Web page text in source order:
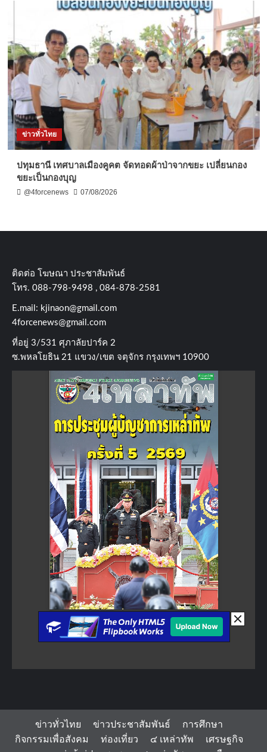
ข่าวทั่วไทย
ปทุมธานี เทศบาลเมืองคูคต จัดทอดผ้าป่าจากขยะ เปลี่ยนกอง
ขยะเป็นกองบุญ
@4forcenews 07/08/2026
ติดต่อ​ โฆษณา​ ประชาสัมพันธ์
โทร​. 088-798-9498 , 084-878-2581
E.mail: kjinaon@gmail.com
4forcenews@gmail.com
ที่อยู่​ 3/531​ ศุภาลัยปาร์ค​ 2
ซ.พหลโยธิน​ 21​ แขวง/เขต​ จตุจักร​ กรุงเทพฯ 10900
ข่าวทั่วไทย ข่าวประชาสัมพันธ์
การศึกษา
กิจกรรมเพื่อสังคม
ท่องเที่ยว ๔ เหล่าทัพ
เศรษฐกิจ